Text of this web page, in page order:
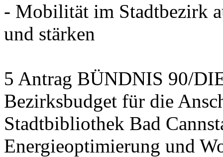
- Mobilität im Stadtbezirk
und stärken
5 Antrag BÜNDNIS 90/
Bezirksbudget für die
Stadtbibliothek Bad
Energieoptimierung und